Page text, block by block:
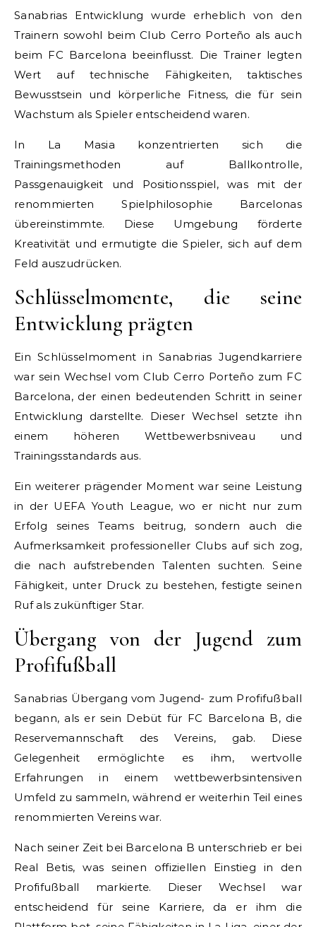
Sanabrias Entwicklung wurde erheblich von den
Trainern sowohl beim Club Cerro Porteño als auch
beim FC Barcelona beeinflusst. Die Trainer legten
Wert auf technische Fähigkeiten, taktisches
Bewusstsein und körperliche Fitness, die für sein
Wachstum als Spieler entscheidend waren.
In La Masia konzentrierten sich die
Trainingsmethoden auf Ballkontrolle,
Passgenauigkeit und Positionsspiel, was mit der
renommierten Spielphilosophie Barcelonas
übereinstimmte. Diese Umgebung förderte
Kreativität und ermutigte die Spieler, sich auf dem
Feld auszudrücken.
Schlüsselmomente, die seine
Entwicklung prägten
Ein Schlüsselmoment in Sanabrias Jugendkarriere
war sein Wechsel vom Club Cerro Porteño zum FC
Barcelona, der einen bedeutenden Schritt in seiner
Entwicklung darstellte. Dieser Wechsel setzte ihn
einem höheren Wettbewerbsniveau und
Trainingsstandards aus.
Ein weiterer prägender Moment war seine Leistung
in der UEFA Youth League, wo er nicht nur zum
Erfolg seines Teams beitrug, sondern auch die
Aufmerksamkeit professioneller Clubs auf sich zog,
die nach aufstrebenden Talenten suchten. Seine
Fähigkeit, unter Druck zu bestehen, festigte seinen
Ruf als zukünftiger Star.
Übergang von der Jugend zum
Profifußball
Sanabrias Übergang vom Jugend- zum Profifußball
begann, als er sein Debüt für FC Barcelona B, die
Reservemannschaft des Vereins, gab. Diese
Gelegenheit ermöglichte es ihm, wertvolle
Erfahrungen in einem wettbewerbsintensiven
Umfeld zu sammeln, während er weiterhin Teil eines
renommierten Vereins war.
Nach seiner Zeit bei Barcelona B unterschrieb er bei
Real Betis, was seinen offiziellen Einstieg in den
Profifußball markierte. Dieser Wechsel war
entscheidend für seine Karriere, da er ihm die